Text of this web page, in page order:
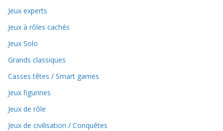
Jeux experts
Jeux à rôles cachés
Jeux Solo
Grands classiques
Casses têtes / Smart games
Jeux figurines
Jeux de rôle
Jeux de civilisation / Conquêtes